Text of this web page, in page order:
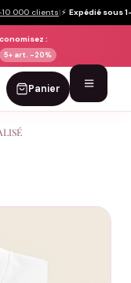
000 clients|⚡ Expédié sous
:
5+ art. -20%
Panier